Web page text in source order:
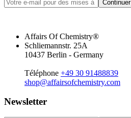
Continuer
Affairs Of Chemistry®
Schliemannstr. 25A
10437 Berlin - Germany
Téléphone +49 30 91488839
shop@affairsofchemistry.com
Newsletter